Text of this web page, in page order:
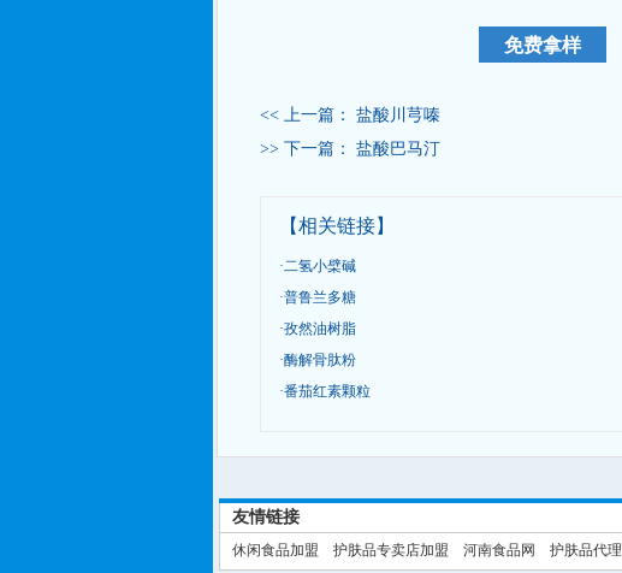
<< 上一篇： 盐酸川芎嗪
>> 下一篇： 盐酸巴马汀
【相关链接】
·二氢小檗碱
·普鲁兰多糖
·孜然油树脂
·酶解骨肽粉
·番茄红素颗粒
友情链接
休闲食品加盟 护肤品专卖店加盟 河南食品网 护肤品代理